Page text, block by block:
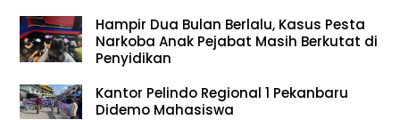
Hampir Dua Bulan Berlalu, Kasus Pesta
Narkoba Anak Pejabat Masih Berkutat di
Penyidikan
Kantor Pelindo Regional 1 Pekanbaru
Didemo Mahasiswa